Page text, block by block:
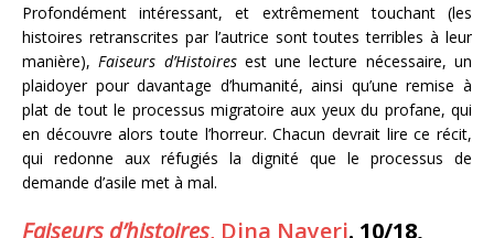
Profondément intéressant, et extrêmement touchant (les
histoires retranscrites par l’autrice sont toutes terribles à leur
manière), Faiseurs d’Histoiresest une lecture nécessaire, un
plaidoyer pour davantage d’humanité, ainsi qu’une remise à
plat de tout le processus migratoire aux yeux du profane, qui
en découvre alors toute l’horreur. Chacun devrait lire ce récit,
qui redonne aux réfugiés la dignité que le processus de
demande d’asile met à mal.
Faiseurs d’histoires, Dina Nayeri. 10/18,